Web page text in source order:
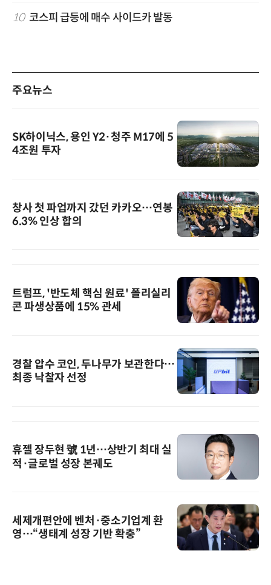
10 코스피 급등에 매수 사이드카 발동
주요뉴스
SK하이닉스, 용인 Y2·청주 M17에 5
4조원 투자
창사 첫 파업까지 갔던 카카오…연봉
6.3% 인상 합의
트럼프, '반도체 핵심 원료' 폴리실리
콘 파생상품에 15% 관세
경찰 압수 코인, 두나무가 보관한다…
최종 낙찰자 선정
휴젤 장두현 號 1년…상반기 최대 실
적·글로벌 성장 본궤도
세제개편안에 벤처·중소기업계 환
영…“생태계 성장 기반 확충”